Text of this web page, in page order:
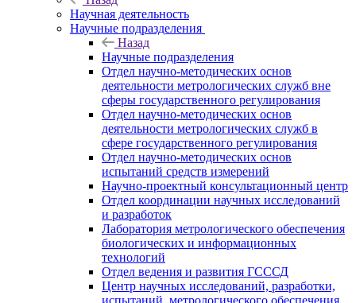
Научная деятельность
Научные подразделения
Назад
Научные подразделения
Отдел научно-методических основ
деятельности метрологических служб вне
сферы государственного регулирования
Отдел научно-методических основ
деятельности метрологических служб в
сфере государственного регулирования
Отдел научно-методических основ
испытаний средств измерений
Научно-проектный консультационный центр
Отдел координации научных исследований
и разработок
Лаборатория метрологического обеспечения
биологических и информационных
технологий
Отдел ведения и развития ГСССД
Центр научных исследований, разработки,
испытаний, метрологического обеспечения